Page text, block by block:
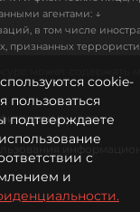
агентами: ↓
в том числе
признанных
cookie-
подтверждаете
с
и